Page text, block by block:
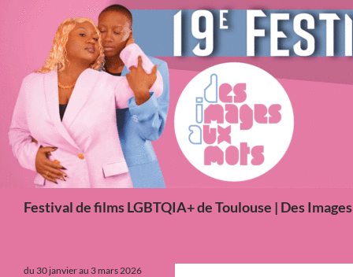
Aller
au
contenu
Festival de films LGBTQIA+ de Toulouse | Des
du 30 janvier au 3 mars 2026